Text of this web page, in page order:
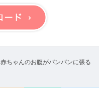
赤ちゃんのお腹がパンパンに張る